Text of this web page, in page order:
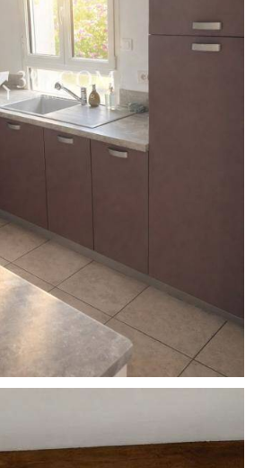
deux chambres
grande mezzanine pouvant être
besoins : salle de jeux, bureau,
d'appoint, ainsi qu'une salle
dispose de plusieurs modes de
également du double vitrage,
la fibre optique.
accueille un chalet, un patio
attenant à la maison.
une famille en quête d'espace, de
paisible, tout en restant
inclus : 279 000 euros.
SOPHIE, Agent Mandataire,